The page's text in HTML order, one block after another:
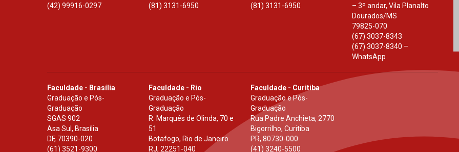
(42) 99916-0297
(81) 3131-6950
(81) 3131-6950
– 3º andar, Vila Planalto
Dourados/MS
79825-070
(67) 3037-8343
(67) 3037-8340 –
WhatsApp
Faculdade - Brasília
Graduação e Pós-
Graduação
SGAS 902
Asa Sul, Brasília
DF, 70390-020
(61) 3521-9300
Faculdade - Rio
Graduação e Pós-
Graduação
R. Marquês de Olinda, 70 e
51
Botafogo, Rio de Janeiro
RJ,22251-040
Faculdade - Curitiba
Graduação e Pós-
Graduação
Rua Padre Anchieta, 2770
Bigorrilho, Curitiba
PR, 80730-000
(41) 3240-5500